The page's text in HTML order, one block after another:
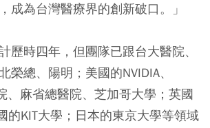
成為台灣醫療界的創新破口。」
歷時四年，但團隊已跟台大醫院、
榮總、陽明；美國的NVIDIA、
、麻省總醫院、芝加哥大學；英國
的KIT大學；日本的東京大學等領域